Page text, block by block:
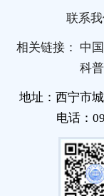
联系
相关链接： 中
科
地址：西宁市
电话：